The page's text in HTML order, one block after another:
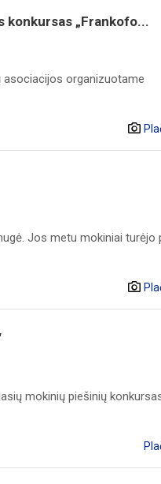
konkursas „Frankofo...
organizuotame
Jos metu mokiniai turėjo
mokinių piešinių